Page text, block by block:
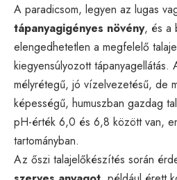
A paradicsom, legyen az lugas
tápanyagigényes növény, és a
elengedhetetlen a megfelelő
kiegyensúlyozott tápanyagellátás.
mélyrétegű, jó vízelvezetésű, de
képességű, humuszban gazdag
pH-érték 6,0 és 6,8 között van,
tartományban.
Az őszi talajelőkészítés során